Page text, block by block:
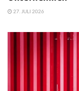
27. JULI 2026